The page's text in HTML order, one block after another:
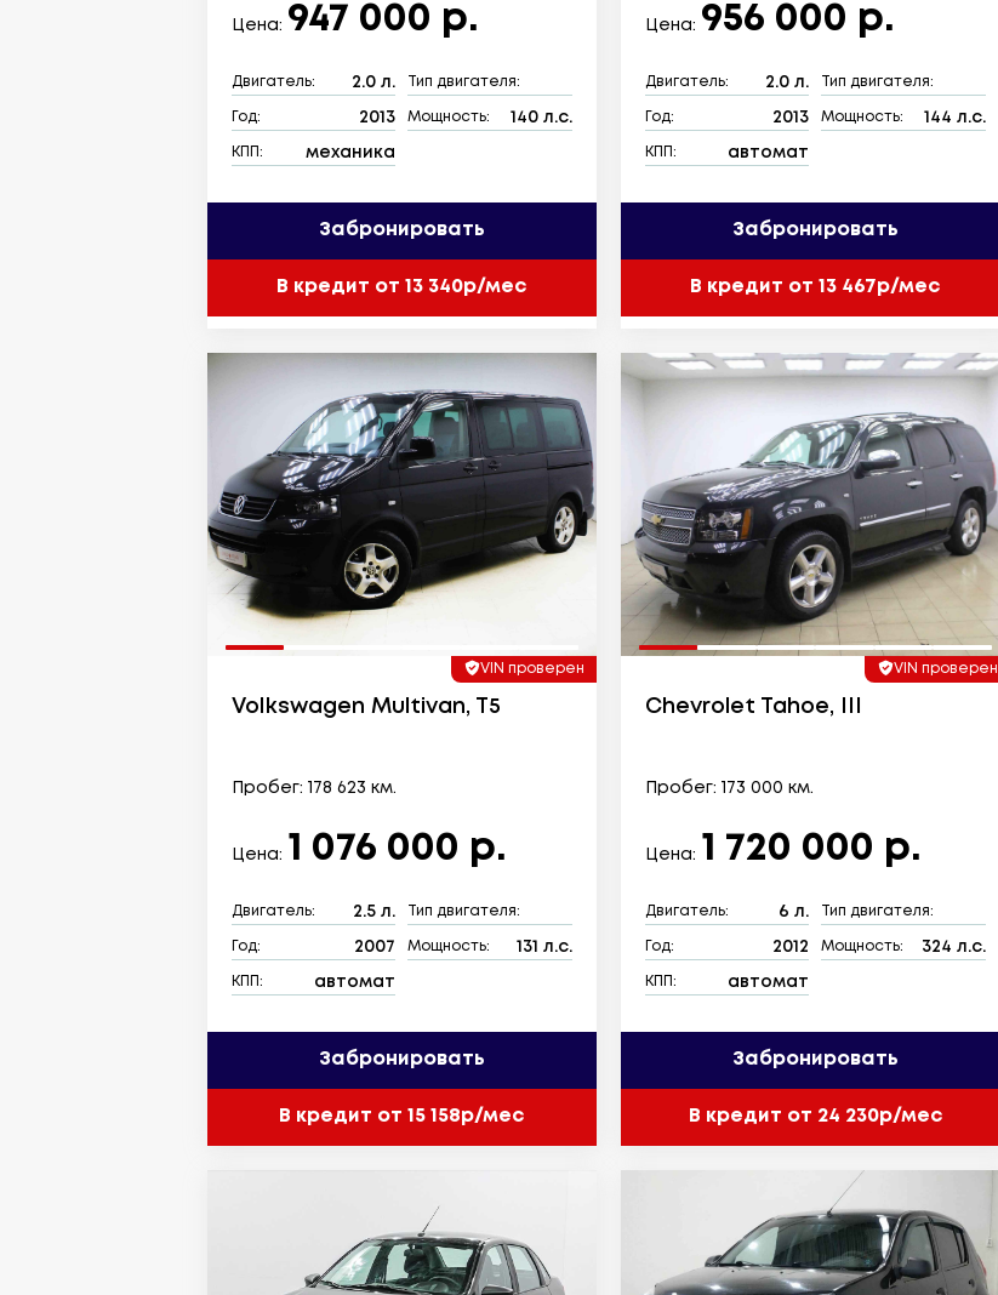
Цена: 947 000 р.
Двигатель: 2.0 л. Тип двигателя:
Год: 2013 Мощность: 140 л.с.
КПП: механика
Забронировать
В кредит от 13 340р/мес
Цена: 956 000 р.
Двигатель: 2.0 л. Тип двигателя:
Год: 2013 Мощность: 144 л.с.
КПП: автомат
Забронировать
В кредит от 13 467р/мес
VIN проверен
Volkswagen Multivan, T5
Пробег: 178 623 км.
Цена: 1 076 000 р.
Двигатель: 2.5 л. Тип двигателя:
Год: 2007 Мощность: 131 л.с.
КПП: автомат
Забронировать
В кредит от 15 158р/мес
VIN проверен
Chevrolet Tahoe, III
Пробег: 173 000 км.
Цена: 1 720 000 р.
Двигатель: 6 л. Тип двигателя:
Год: 2012 Мощность: 324 л.с.
КПП: автомат
Забронировать
В кредит от 24 230р/мес